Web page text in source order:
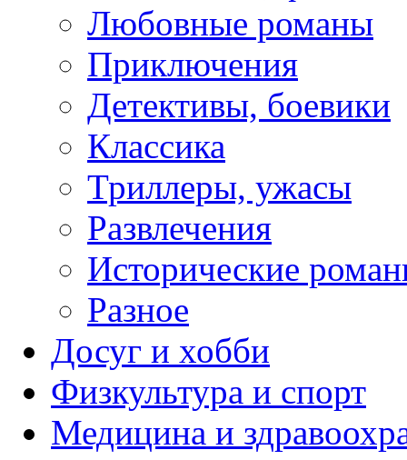
Любовные романы
Приключения
Детективы, боевики
Классика
Триллеры, ужасы
Развлечения
Исторические
Разное
Досуг и хобби
Физкультура и спорт
Медицина и